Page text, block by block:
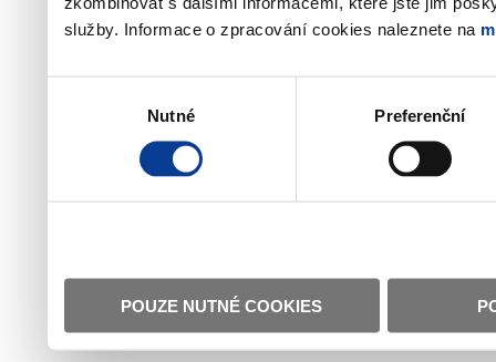
služby. Informace o zpracování cookies naleznete na
Nutné Preferenční
POUZE NUTNÉ COOKIES